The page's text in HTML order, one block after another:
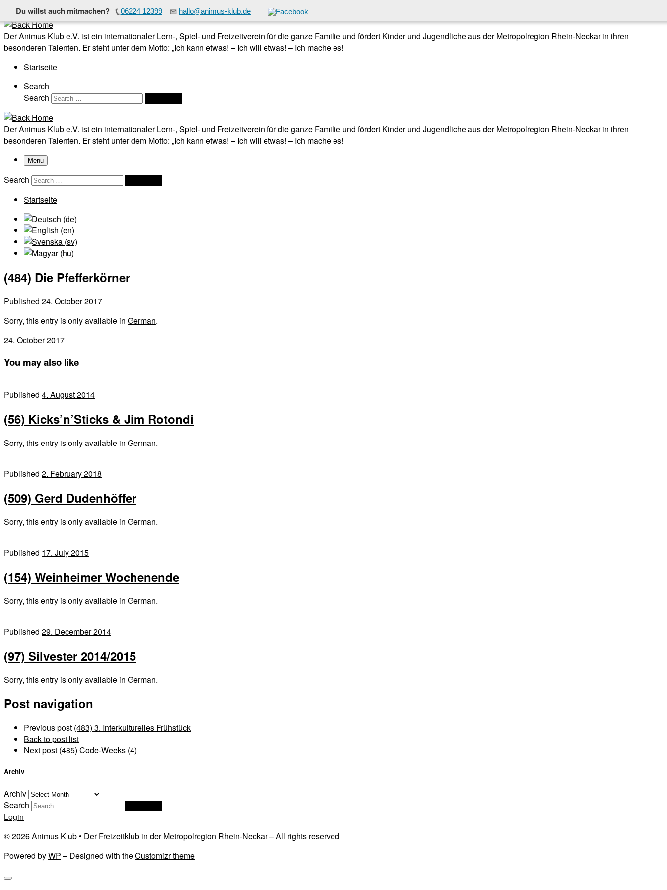
Du willst auch mitmachen? 06224 12399 hallo@animus-klub.de
Skip to content
Der Animus Klub e.V. ist ein internationaler Lern-, Spiel- und Freizeitverein für die ganze Familie und fördert Kinder und Jugendliche aus der Metropolregion Rhein-Neckar in ihren
besonderen Talenten. Er steht unter dem Motto: „Ich kann etwas! – Ich will etwas! – Ich mache es!
Startseite
Search
Search
Der Animus Klub e.V. ist ein internationaler Lern-, Spiel- und Freizeitverein für die ganze Familie und fördert Kinder und Jugendliche aus der Metropolregion Rhein-Neckar in ihren
besonderen Talenten. Er steht unter dem Motto: „Ich kann etwas! – Ich will etwas! – Ich mache es!
Menu
Search
Startseite
(484) Die Pfefferkörner
Published 24. October 2017
Sorry, this entry is only available in German.
24. October 2017
You may also like
Published 4. August 2014
(56) Kicks’n’Sticks & Jim Rotondi
Sorry, this entry is only available in German.
Published 2. February 2018
(509) Gerd Dudenhöffer
Sorry, this entry is only available in German.
Published 17. July 2015
(154) Weinheimer Wochenende
Sorry, this entry is only available in German.
Published 29. December 2014
(97) Silvester 2014/2015
Sorry, this entry is only available in German.
Post navigation
Previous post (483) 3. Interkulturelles Frühstück
Back to post list
Next post (485) Code-Weeks (4)
Archiv
Archiv
Search
Login
© 2026Animus Klub • Der Freizeitklub in der Metropolregion Rhein-Neckar– All rights reserved
Powered byWP – Designed with theCustomizr theme